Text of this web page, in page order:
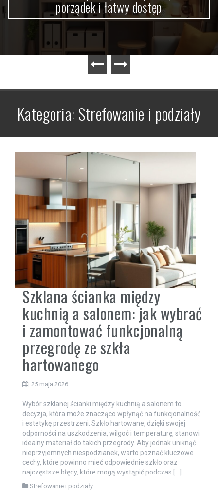
porządek i łatwy dostęp
Kategoria: Strefowanie i podziały
Szklana ścianka między
kuchnią a salonem: jak wybrać
i zamontować funkcjonalną
przegrodę ze szkła
hartowanego
25 maja 2026
Wybór szklanej ścianki między kuchnią a salonem to
decyzja, która może znacząco wpłynąć na funkcjonalność
i estetykę przestrzeni. Szkło hartowane, dzięki swojej
odporności na uszkodzenia, wilgoć i temperaturę, stanowi
idealny materiał do takich przegrody. Aby jednak uniknąć
nieprzyjemnych niespodzianek, warto poznać kluczowe
cechy, które powinno mieć odpowiednie szkło oraz
najczęstsze błędy, które mogą wystąpić podczas […]
Strefowanie i podziały